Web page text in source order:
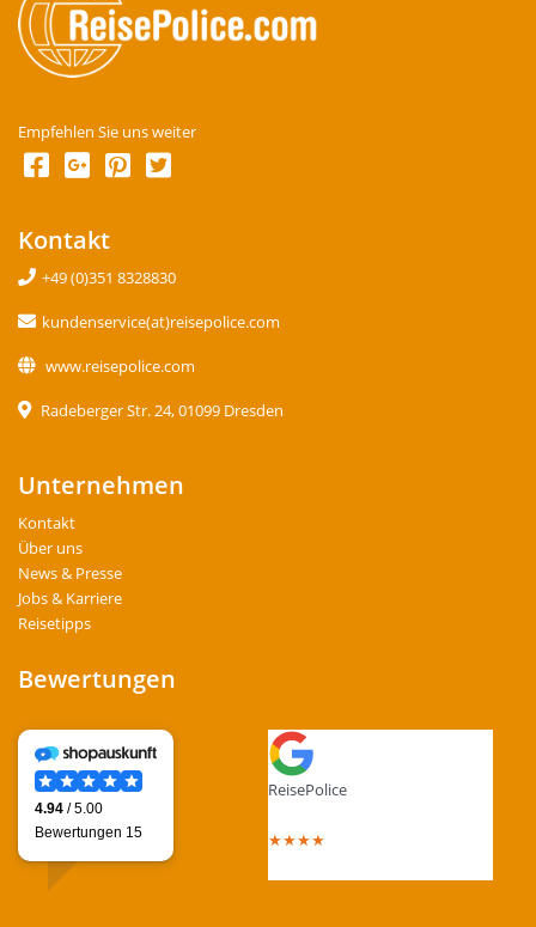
Empfehlen Sie uns weiter
Kontakt
+49 (0)351 8328830
kundenservice(at)reisepolice.com
www.reisepolice.com
Radeberger Str. 24, 01099 Dresden
Unternehmen
Kontakt
Über uns
News & Presse
Jobs & Karriere
Reisetipps
Bewertungen
ReisePolice
★★★★